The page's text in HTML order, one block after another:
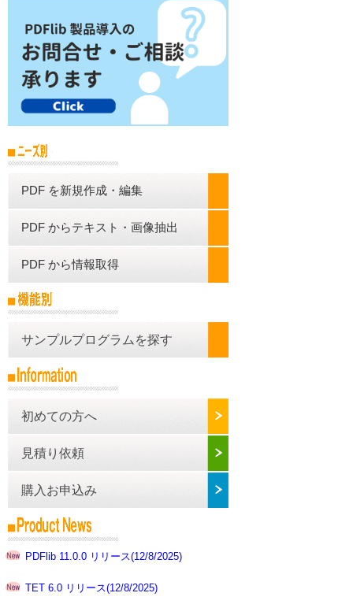
PDF を新規作成・編集
PDF からテキスト・画像抽出
PDF から情報取得
サンプルプログラムを探す
初めての方へ
見積り依頼
購入お申込み
PDFlib 11.0.0 リリース(12/8/2025)
TET 6.0 リリース(12/8/2025)